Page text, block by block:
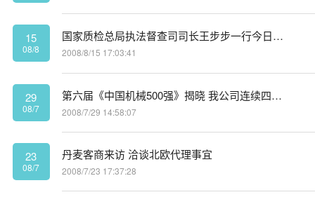
15
08/8
国家质检总局执法督查司司长王步步一行今日视察中德
2008/8/15 17:03:41
29
08/7
第六届《中国机械500强》揭晓 我公司连续四年榜上有名
2008/7/29 14:58:07
23
08/7
丹麦客商来访 洽谈北欧代理事宜
2008/7/23 17:37:28